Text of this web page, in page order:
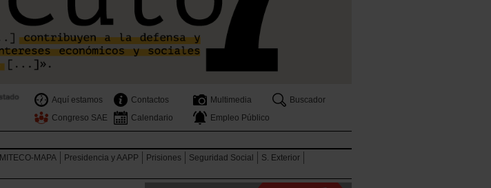
Aquí estamos Contactos Multimedia
Buscador
Congreso SAE
Calendario Empleo Público
MITECO-MAPA Presidencia y AAPP Prisiones Seguridad Social
S. Exterior